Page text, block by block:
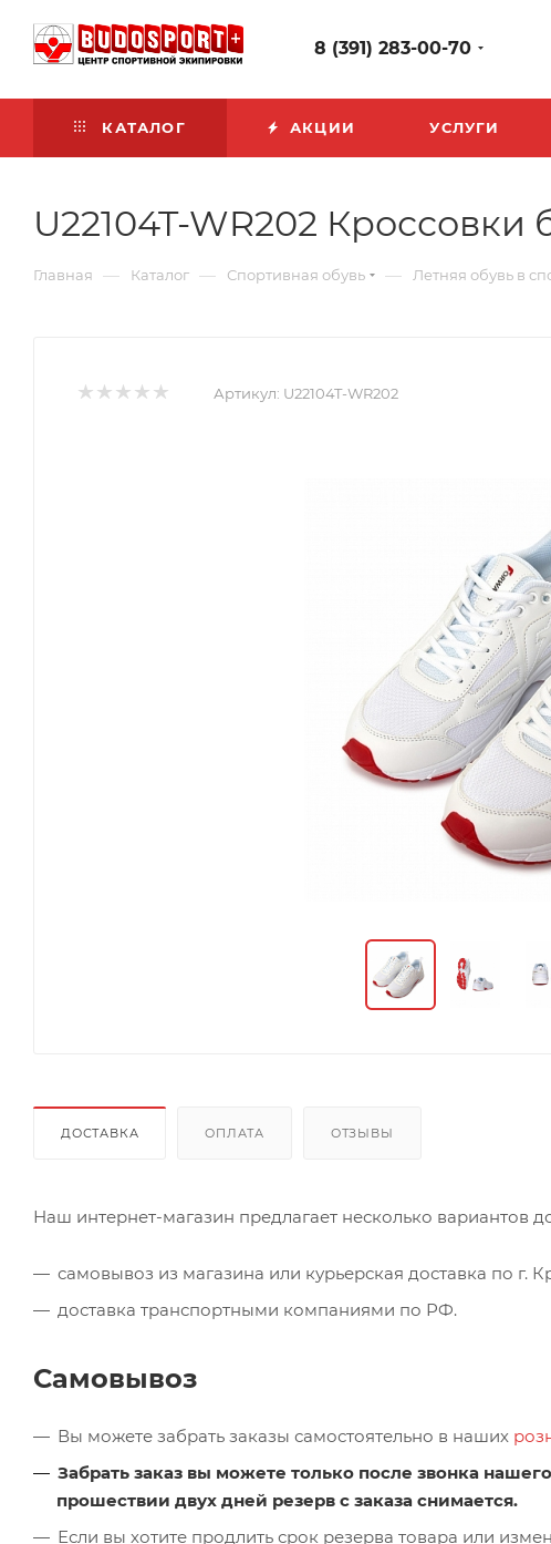
8 (391) 283-00-70
КАТАЛОГ АКЦИИ УСЛУГИ
U22104T-WR202
Главная — Каталог — Спортивная обувь — Летняя обувь в
Артикул: U22104T-WR202
ДОСТАВКА ОПЛАТА ОТЗЫВЫ
Наш интернет-магазин предлагает несколько вариантов
самовывоз из магазина или курьерская доставка по г.
доставка транспортными компаниями по РФ.
Самовывоз
Вы можете забрать заказы самостоятельно в наших
Забрать заказ вы можете только после звонка
прошествии двух дней резерв с заказа снимается.
Если вы хотите продлить срок резерва товара или